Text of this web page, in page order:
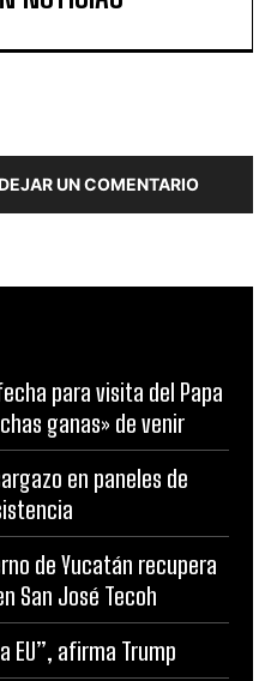
UN COMENTARIO
para visita del Papa
ganas» de venir
en paneles de
de Yucatán recupera
San José Tecoh
EU”, afirma Trump